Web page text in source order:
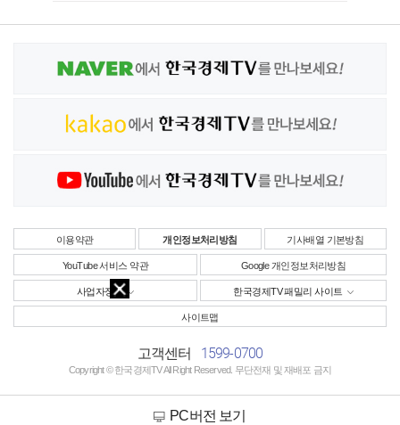
이용약관 개인정보처리방침 기사배열 기본방침
YouTube 서비스 약관 Google 개인정보처리방침
사업자정보 한국경제TV 패밀리 사이트
사이트맵
고객센터 1599-0700
Copyright © 한국경제TV All Right Reserved. 무단전재 및 재배포 금지
PC버전 보기